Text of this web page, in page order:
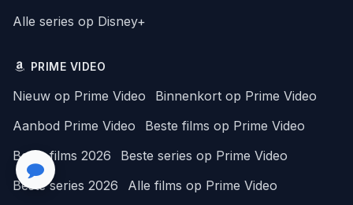
Alle series op Disney+
PRIME VIDEO
Nieuw op Prime Video
Binnenkort op Prime Video
Aanbod Prime Video
Beste films op Prime Video
Beste films 2026
Beste series op Prime Video
Beste series 2026
Alle films op Prime Video